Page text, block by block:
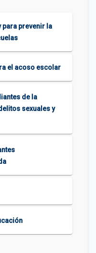
para prevenir la
el acoso escolar
de la
sexuales y